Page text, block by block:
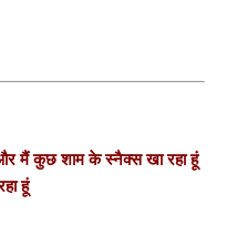
मैं कुछ शाम के स्नैक्स खा रहा हूं
हूं